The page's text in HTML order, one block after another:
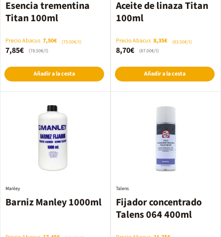
Esencia trementina
Titan 100ml
Precio Abacus 7,50€ (75.00€/l)
7,85€ (78.50€/l)
Añadir a la cesta
Aceite de linaza Titan
100ml
Precio Abacus 8,35€ (83.50€/l)
8,70€ (87.00€/l)
Añadir a la cesta
Barniz Manley 1000ml
Manley
Fijador concentrado
Talens 064 400ml
Talens